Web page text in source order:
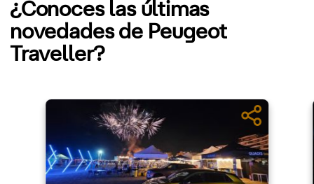
¿Conoces las últimas
novedades de Peugeot
Traveller?